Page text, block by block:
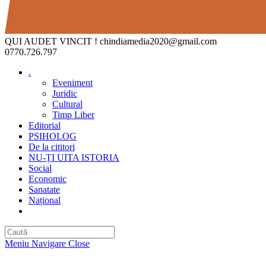
QUI AUDET VINCIT ! chindiamedia2020@gmail.com
0770.726.797
.
Eveniment
Juridic
Cultural
Timp Liber
Editorial
PSIHOLOG
De la cititori
NU-ȚI UITA ISTORIA
Social
Economic
Sanatate
Național
Meniu Navigare Close